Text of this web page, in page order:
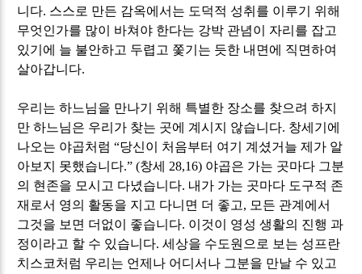
니다. 스스로 만든 감옥에서는 도덕적 성취를 이루기 위해
무엇인가를 많이 바쳐야 한다는 강박 관념이 자리를 잡고
있기에 늘 불안하고 두렵고 쫓기는 듯한 내면에 직면하여
살아갑니다.
우리는 하느님을 만나기 위해 특별한 장소를 찾으려 하지
만 하느님은 우리가 찾는 곳에 계시지 않습니다. 창세기에
나오는 야곱처럼“당신이 처음부터 여기 계셨거늘 제가 알
아보지 못했습니다.” (창세 28,16) 야곱은 가는 곳마다 그분
의 현존을 모시고 다녔습니다. 내가 가는 곳마다 도구적 존
재로서 영의 활동을 지고 다니면 더 좋고, 모든 관계에서
그것을 보면 더없이 좋습니다. 이것이 영성 생활의 진행 과
정이라고 할 수 있습니다.세상을 수도원으로 보는 성프란
치스코처럼 우리는 언제나 어디서나 그분을 만날 수 있고